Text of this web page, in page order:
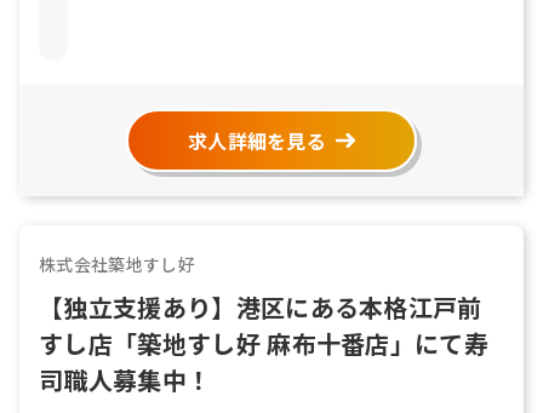
求人詳細を見る
株式会社築地すし好
【独立支援あり】港区にある本格江戸前
すし店「築地すし好 麻布十番店」にて寿
司職人募集中！